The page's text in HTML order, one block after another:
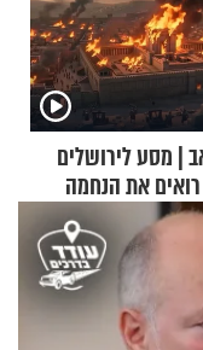
| מסע לירושלים
את הנחמה